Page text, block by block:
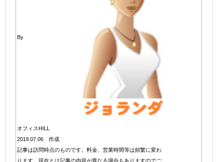
By
オフィスHILL
2019.07.06 作成
記事は訪問時点のものです。料金、営業時間等は頻繁に変わ
ります。現在とは記事の内容が異なる場合もありますのでご